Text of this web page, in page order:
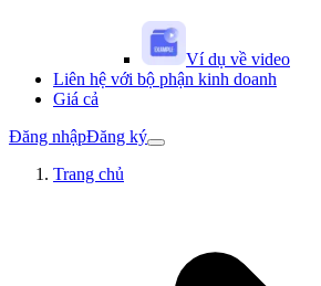
Ví dụ về video
Liên hệ với bộ phận kinh doanh
Giá cả
Đăng nhậpĐăng ký
Trang chủ